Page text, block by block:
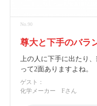
No.90
尊大と下手のバラ
上の人に下手に出たり
って2面ありますよね。
ゲスト：
化学メーカー Fさん